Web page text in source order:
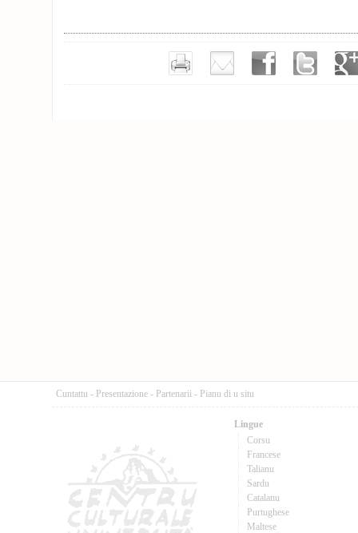
Cuntattu - Presentazione - Partenarii - Pianu di u situ
Lingue
Corsu
Francese
Talianu
Sardu
Catalanu
Purtughese
Maltese